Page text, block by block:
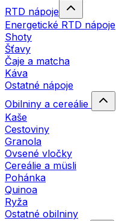
RTD nápoje
Energetické RTD nápoje
Shoty
Šťavy
Čaje a matcha
Káva
Ostatné nápoje
Obilniny a cereálie
Kaše
Cestoviny
Granola
Ovsené vločky
Cereálie a müsli
Pohánka
Quinoa
Ryža
Ostatné obilniny